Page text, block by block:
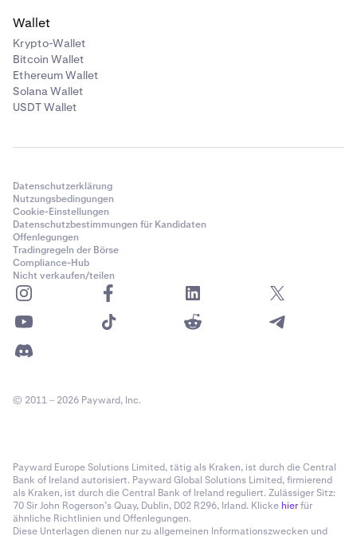
Wallet
Krypto-Wallet
Bitcoin Wallet
Ethereum Wallet
Solana Wallet
USDT Wallet
Datenschutzerklärung
Nutzungsbedingungen
Cookie-Einstellungen
Datenschutzbestimmungen für Kandidaten
Offenlegungen
Tradingregeln der Börse
Compliance-Hub
Nicht verkaufen/teilen
© 2011 – 2026 Payward, Inc.
Payward Europe Solutions Limited, tätig als Kraken, ist durch die Central
Bank of Ireland autorisiert. Payward Global Solutions Limited, firmierend
als Kraken, ist durch die Central Bank of Ireland reguliert. Zulässiger Sitz:
70 Sir John Rogerson’s Quay, Dublin, D02 R296, Irland. Klicke hierfür
ähnliche Richtlinien und Offenlegungen.
Diese Unterlagen dienen nur zu allgemeinen Informationszwecken und